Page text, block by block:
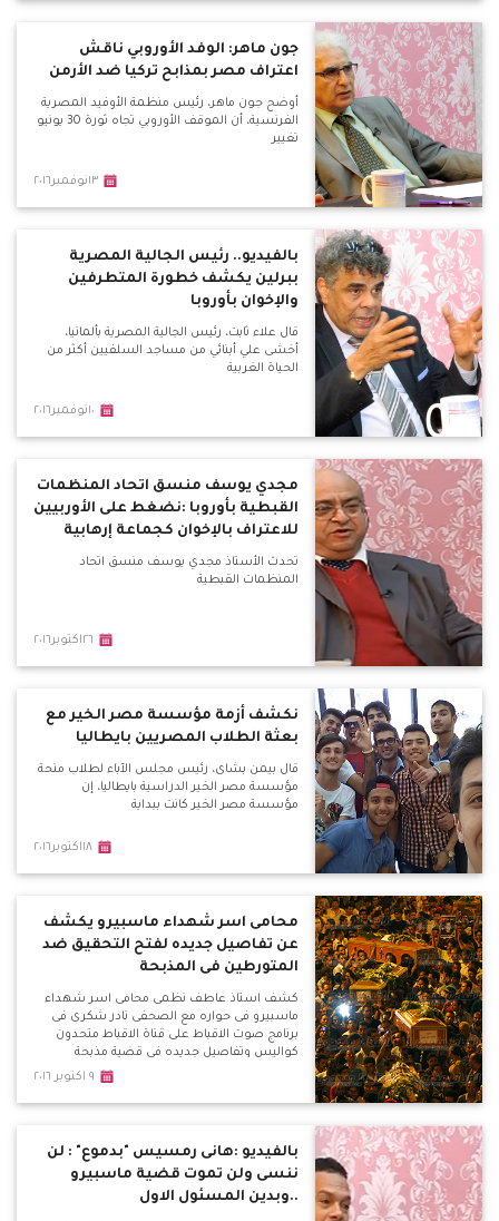
جون ماهر: الوفد الأوروبي ناقش
اعتراف مصر بمذابح تركيا ضد الأرمن
أوضح جون ماهر، رئيس منظمة الأوفيد المصرية
الفرنسية، أن الموقف الأوروبي تجاه ثورة 30 يونيو
تغيير
١٣نوفمبر٢٠١٦
بالفيديو.. رئيس الجالية المصرية
ببرلين يكشف خطورة المتطرفين
والإخوان بأوروبا
قال علاء ثابت، رئيس الجالية المصرية بألمانيا،
أخشى علي أبنائي من مساجد السلفيين أكثر من
الحياة الغربية
١٠نوفمبر٢٠١٦
مجدي يوسف منسق اتحاد المنظمات
القبطية بأوروبا :نضغط على الأوربيين
للاعتراف بالإخوان كجماعة إرهابية
تحدث الأستاذ مجدي يوسف منسق اتحاد
المنظمات القبطية
٢٦اكتوبر٢٠١٦
نكشف أزمة مؤسسة مصر الخير مع
بعثة الطلاب المصريين بايطاليا
قال بيمن بشاى، رئيس مجلس الآباء لطلاب منحة
مؤسسة مصر الخير الدراسية بايطاليا، إن
مؤسسة مصر الخير كانت ببداية
١٨اكتوبر٢٠١٦
محامى اسر شهداء ماسبيرو يكشف
عن تفاصيل جديده لفتح التحقيق ضد
المتورطين فى المذبحة
كشف استاذ عاطف نظمى محامى اسر شهداء
ماسبيرو فى حواره مع الصحفى نادر شكرى فى
برنامج صوت الاقباط على قناة الاقباط متحدون
كواليس وتفاصيل جديده فى قضية مذبحة
٩ اكتوبر ٢٠١٦
بالفيديو :هانى رمسيس "بدموع" : لن
ننسى ولن تموت قضية ماسبيرو
..وبدين المسئول الاول